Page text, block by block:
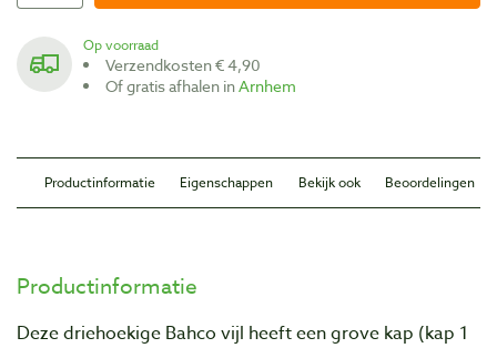
Op voorraad
Verzendkosten € 4,90
Of gratis afhalen inArnhem
Productinformatie Eigenschappen Bekijk ook Beoordelingen
Productinformatie
Deze driehoekige Bahco vijl heeft een grove kap (kap 1